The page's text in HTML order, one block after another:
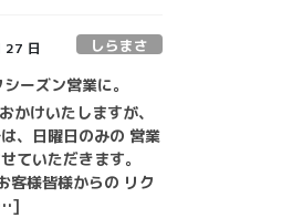
27 日 しらまさ
ーズン営業に。
かけいたしますが、
、日曜日のみの 営業
ていただきます。
客様皆様からの リク